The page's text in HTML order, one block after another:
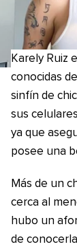
Karely Ruiz
conocidas
sinfín de
sus
ya que
posee una
Más de un
cerca al
hubo un
de